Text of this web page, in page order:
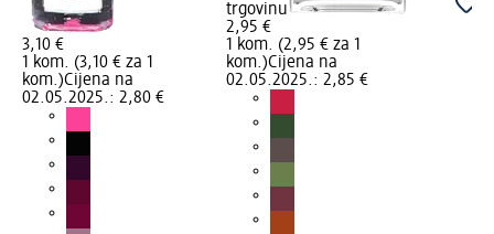
3,10 €
1 kom. (3,10 € za 1
kom.)Cijena na
02.05.2025.: 2,80 €
trgovinu
2,95 €
1 kom. (2,95 € za 1
kom.)Cijena na
02.05.2025.: 2,85 €